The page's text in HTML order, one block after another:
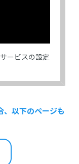
ービスの設定
以下のページも